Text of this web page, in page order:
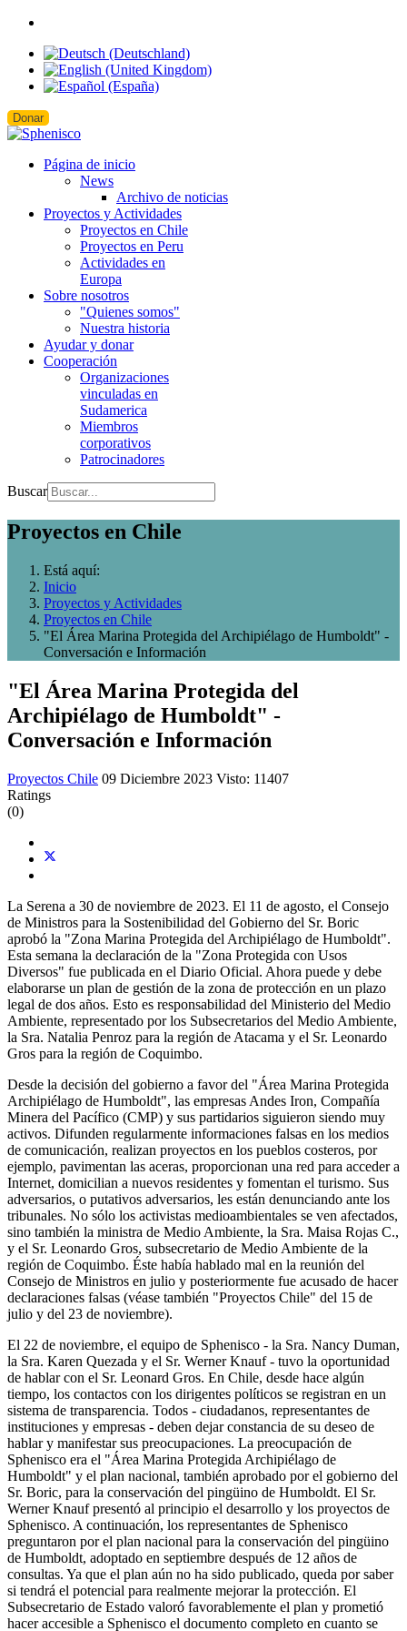
Donar
Página de inicio
News
Archivo de noticias
Proyectos y Actividades
Proyectos en Chile
Proyectos en Peru
Actividades en
Europa
Sobre nosotros
"Quienes somos"
Nuestra historia
Ayudar y donar
Cooperación
Organizaciones
vinculadas en
Sudamerica
Miembros
corporativos
Patrocinadores
Buscar
Proyectos en Chile
Está aquí:
Inicio
Proyectos y Actividades
Proyectos en Chile
"El Área Marina Protegida del Archipiélago de Humboldt" -
Conversación e Información
"El Área Marina Protegida del
Archipiélago de Humboldt" -
Conversación e Información
Proyectos Chile 09 Diciembre 2023 Visto: 11407
Ratings
(0)
La Serena a 30 de noviembre de 2023. El 11 de agosto, el Consejo
de Ministros para la Sostenibilidad del Gobierno del Sr. Boric
aprobó la "Zona Marina Protegida del Archipiélago de Humboldt".
Esta semana la declaración de la "Zona Protegida con Usos
Diversos" fue publicada en el Diario Oficial. Ahora puede y debe
elaborarse un plan de gestión de la zona de protección en un plazo
legal de dos años. Esto es responsabilidad del Ministerio del Medio
Ambiente, representado por los Subsecretarios del Medio Ambiente,
la Sra. Natalia Penroz para la región de Atacama y el Sr. Leonardo
Gros para la región de Coquimbo.
Desde la decisión del gobierno a favor del "Área Marina Protegida
Archipiélago de Humboldt", las empresas Andes Iron, Compañía
Minera del Pacífico (CMP) y sus partidarios siguieron siendo muy
activos. Difunden regularmente informaciones falsas en los medios
de comunicación, realizan proyectos en los pueblos costeros, por
ejemplo, pavimentan las aceras, proporcionan una red para acceder a
Internet, domicilian a nuevos residentes y fomentan el turismo. Sus
adversarios, o putativos adversarios, les están denunciando ante los
tribunales. No sólo los activistas medioambientales se ven afectados,
sino también la ministra de Medio Ambiente, la Sra. Maisa Rojas C.,
y el Sr. Leonardo Gros, subsecretario de Medio Ambiente de la
región de Coquimbo. Éste había hablado mal en la reunión del
Consejo de Ministros en julio y posteriormente fue acusado de hacer
declaraciones falsas (véase también "Proyectos Chile" del 15 de
julio y del 23 de noviembre).
El 22 de noviembre, el equipo de Sphenisco - la Sra. Nancy Duman,
la Sra. Karen Quezada y el Sr. Werner Knauf - tuvo la oportunidad
de hablar con el Sr. Leonard Gros. En Chile, desde hace algún
tiempo, los contactos con los dirigentes políticos se registran en un
sistema de transparencia. Todos - ciudadanos, representantes de
instituciones y empresas - deben dejar constancia de su deseo de
hablar y manifestar sus preocupaciones. La preocupación de
Sphenisco era el "Área Marina Protegida Archipiélago de
Humboldt" y el plan nacional, también aprobado por el gobierno del
Sr. Boric, para la conservación del pingüino de Humboldt. El Sr.
Werner Knauf presentó al principio el desarrollo y los proyectos de
Sphenisco. A continuación, los representantes de Sphenisco
preguntaron por el plan nacional para la conservación del pingüino
de Humboldt, adoptado en septiembre después de 12 años de
consultas. Ya que el plan aún no ha sido publicado, queda por saber
si tendrá el potencial para realmente mejorar la protección. El
Subsecretario de Estado valoró favorablemente el plan y prometió
hacer accesible a Sphenisco el documento completo en cuanto se